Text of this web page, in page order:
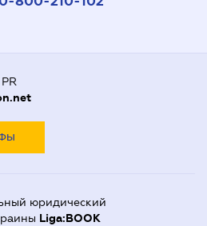
юридический
Liga:BOOK